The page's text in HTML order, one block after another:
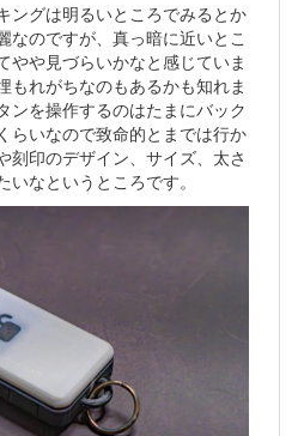
ングは明るいところでみるとか
なのですが、真っ暗に近いとこ
やや見づらいかなと感じていま
もれがちなのもあるかも知れま
ンを操作するのはたまにバック
らいなので致命的とまでは行か
刻印のデザイン、サイズ、太さ
なというところです。